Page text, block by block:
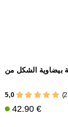
5,0
42.90 €